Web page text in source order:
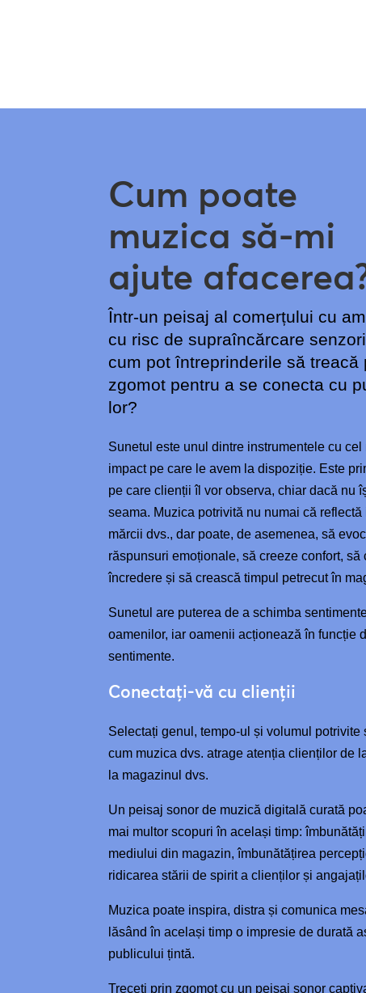
Cum poate
muzica să-mi
ajute
Într-un peisaj al comerțului cu
cu risc de supraîncărcare
cum pot întreprinderile să treacă
zgomot pentru a se conecta cu
lor?
Sunetul este unul dintre instrumentele cu cel
impact pe care le avem la dispoziție. Este
pe care clienții îl vor observa, chiar dacă nu
seama. Muzica potrivită nu numai că reflectă
mărcii dvs., dar poate, de asemenea, să
răspunsuri emoționale, să creeze confort, să
încredere și să crească timpul petrecut în
Sunetul are puterea de a schimba
oamenilor, iar oamenii acționează în funcție
sentimente.
Conectați-vă cu clienții
Selectați genul, tempo-ul și volumul potrivite
cum muzica dvs. atrage atenția clienților de
la magazinul dvs.
Un peisaj sonor de muzică digitală curată
mai multor scopuri în același timp:
mediului din magazin, îmbunătățirea
ridicarea stării de spirit a clienților și
Muzica poate inspira, distra și comunica
lăsând în același timp o impresie de durată
publicului țintă.
Treceți prin zgomot cu un peisaj sonor